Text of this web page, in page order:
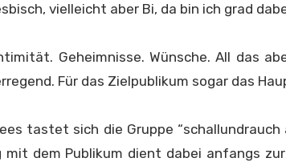
vielleicht aber Bi, da bin ich grad
Geheimnisse. Wünsche. All das
Für das Zielpublikum sogar das
tastet sich die Gruppe
mit dem Publikum dient dabei anfangs